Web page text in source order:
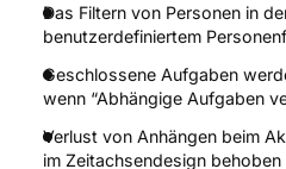
Das Filtern von Personen in
benutzerdefiniertem
Geschlossene Aufgaben
wenn “Abhängige Aufgaben
Verlust von Anhängen beim
im Zeitachsendesign behoben